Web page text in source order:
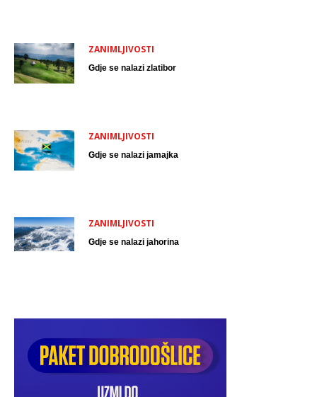
ZANIMLJIVOSTI
Gdje se nalazi zlatibor
ZANIMLJIVOSTI
Gdje se nalazi jamajka
ZANIMLJIVOSTI
Gdje se nalazi jahorina